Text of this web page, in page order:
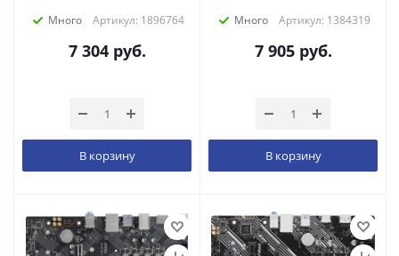
Много Артикул: 1896764
7 304руб.
В корзину
Много Артикул: 1384319
7 905руб.
В корзину